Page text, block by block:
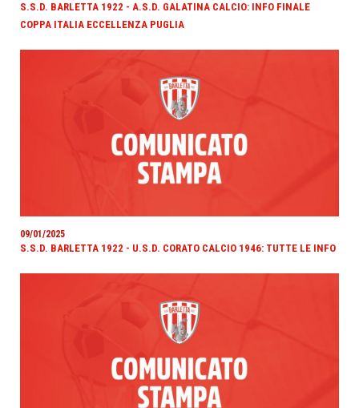
S.S.D. BARLETTA 1922 - A.S.D. GALATINA CALCIO: INFO FINALE
COPPA ITALIA ECCELLENZA PUGLIA
09/01/2025
S.S.D. BARLETTA 1922 - U.S.D. CORATO CALCIO 1946: TUTTE LE INFO